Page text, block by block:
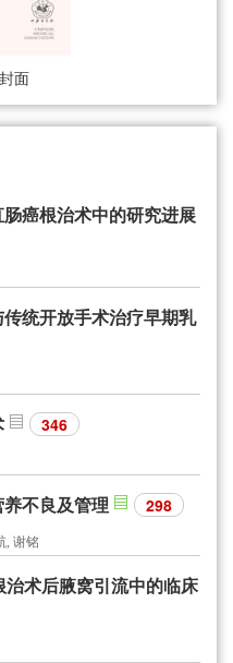
面
癌根治术中的研究进展
统开放手术治疗早期乳
346
不良及管理 298
, 谢铭
术后腋窝引流中的临床